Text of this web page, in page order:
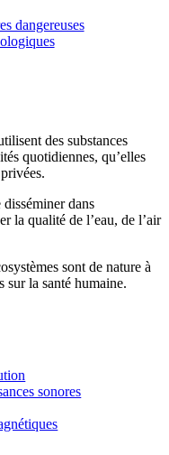
dangereuses
des substances
quotidiennes, qu’elles
disséminer dans
la qualité de l’eau, de l’air
sont de nature à
sur la santé humaine.
sonores